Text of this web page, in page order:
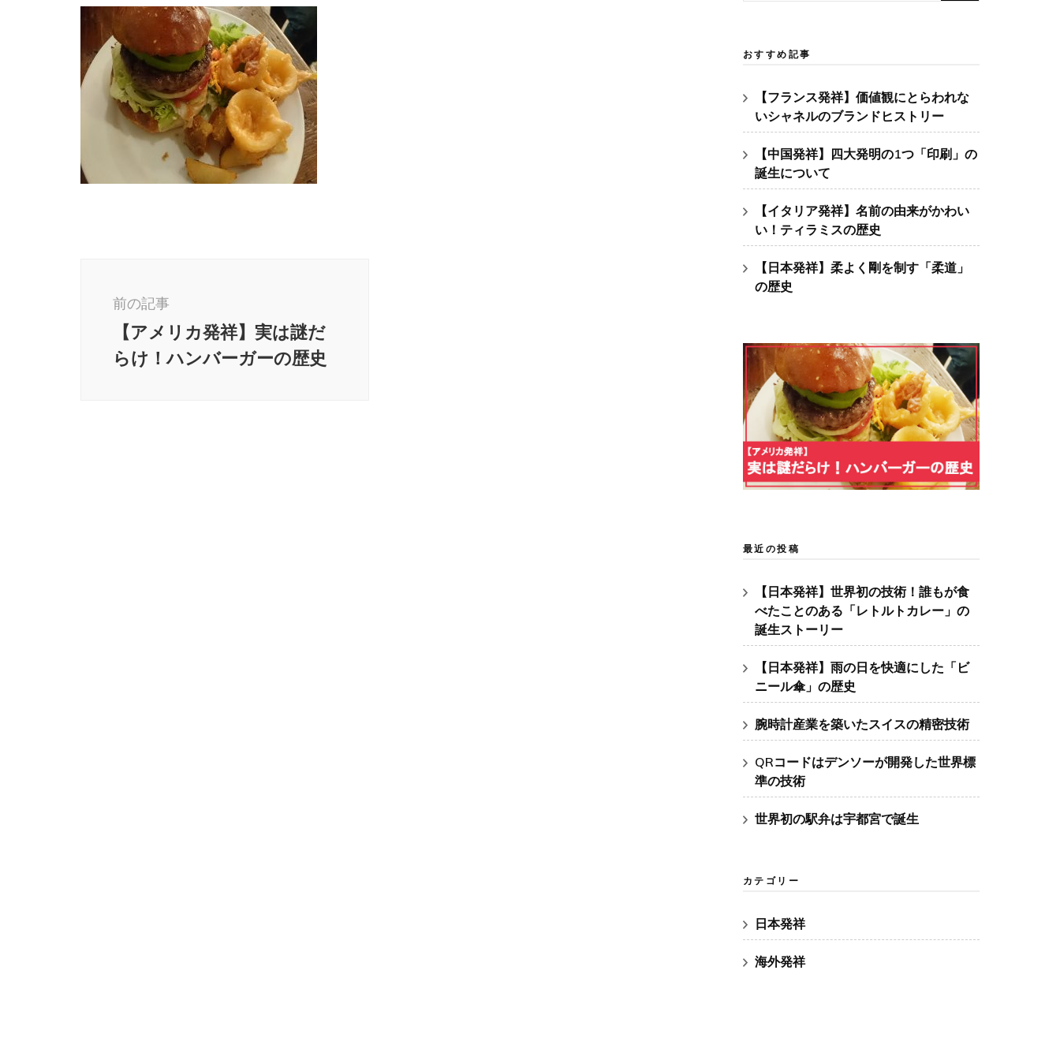
前の記事
【アメリカ発祥】実は謎だ
らけ！ハンバーガーの歴史
索:
おすすめ記事
【フランス発祥】価値観にとらわれな
いシャネルのブランドヒストリー
【中国発祥】四大発明の1つ「印刷」の
誕生について
【イタリア発祥】名前の由来がかわい
い！ティラミスの歴史
【日本発祥】柔よく剛を制す「柔道」
の歴史
最近の投稿
【日本発祥】世界初の技術！誰もが食
べたことのある「レトルトカレー」の
誕生ストーリー
【日本発祥】雨の日を快適にした「ビ
ニール傘」の歴史
腕時計産業を築いたスイスの精密技術
QRコードはデンソーが開発した世界標
準の技術
世界初の駅弁は宇都宮で誕生
カテゴリー
日本発祥
海外発祥